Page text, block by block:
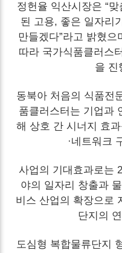
정헌율 익산시장은 “
된 고용, 좋은 일자리
만들겠다”라고 밝혔으
따라 국가식품클러스
을 진
동북아 처음의 식품전
품클러스터는 기업과
해 상호 간 시너지 효
·네트워크
사업의 기대효과로는
야의 일자리 창출과
비스 산업의 확장으로
단지의
도심형 복합물류단지